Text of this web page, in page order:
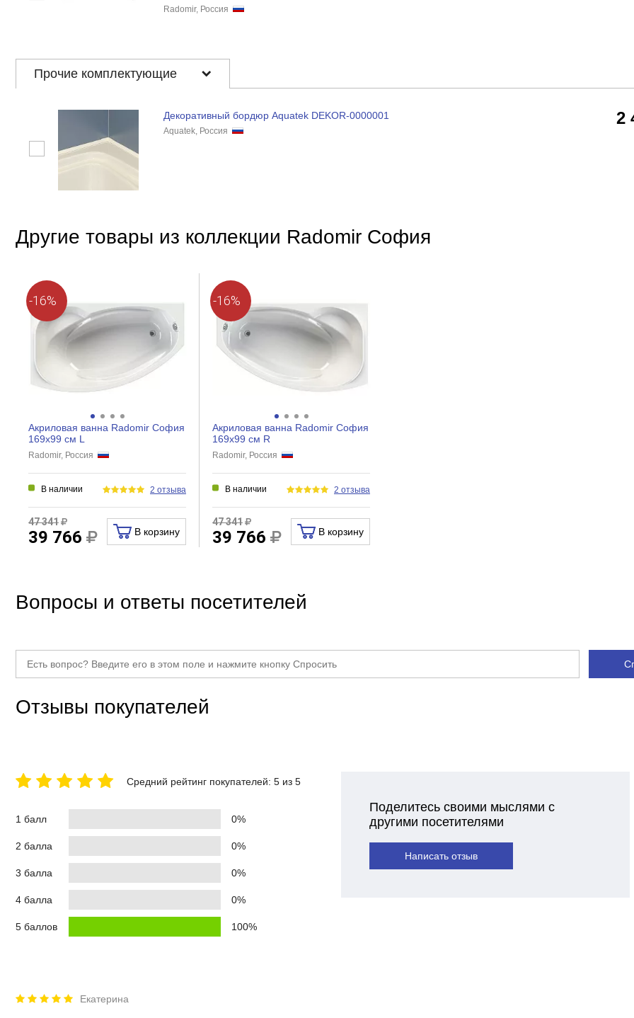
Radomir, Россия
Прочие комплектующие
Декоративный бордюр Aquatek DEKOR-0000001
Aquatek, Россия
2
Другие товары из коллекции Radomir София
-16%
Акриловая ванна Radomir София
169х99 см L
Radomir, Россия
В наличии 2 отзыва
47 341
39 766 В корзину
-16%
Акриловая ванна Radomir София
169х99 см R
Radomir, Россия
В наличии 2 отзыва
47 341
39 766 В корзину
Вопросы и ответы посетителей
Отзывы покупателей
Средний рейтинг покупателей: 5 из 5
1 балл 0%
2 балла 0%
3 балла 0%
4 балла 0%
5 баллов 100%
Поделитесь своими мыслями с
другими посетителями
Написать отзыв
Екатерина